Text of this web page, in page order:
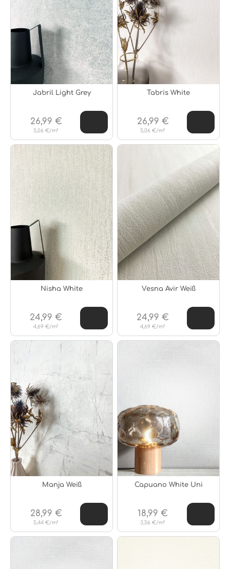
Jabril Light Grey
5,06 €/m²
26,99 €
Tabris White
5,06 €/m²
26,99 €
Nisha White
4,69 €/m²
24,99 €
Vesna Avir Weiß
4,69 €/m²
24,99 €
Manja Weiß
5,44 €/m²
28,99 €
Capuano White Uni
3,56 €/m²
18,99 €